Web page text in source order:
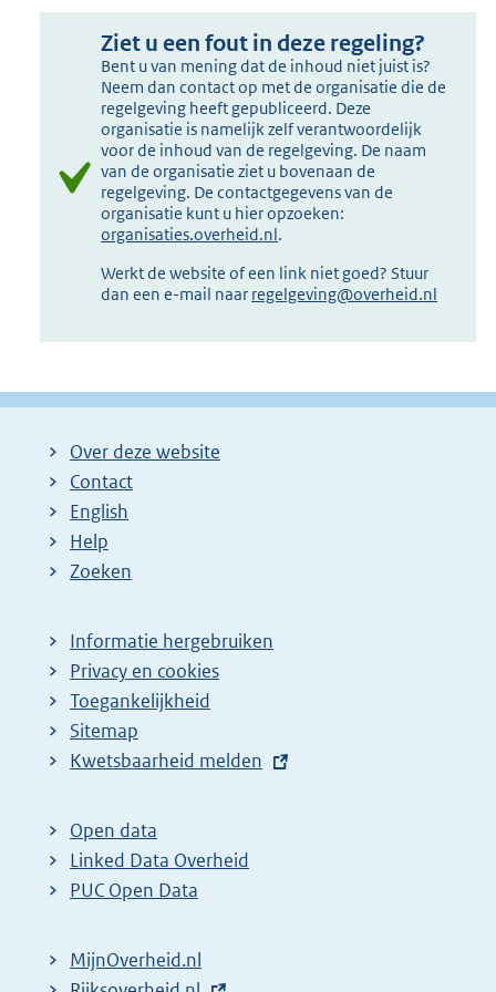
Ziet u een fout in deze regeling?
Bent u van mening dat de inhoud niet juist is?
Neem dan contact op met de organisatie die de
regelgeving heeft gepubliceerd. Deze
organisatie is namelijk zelf verantwoordelijk
voor de inhoud van de regelgeving. De naam
van de organisatie ziet u bovenaan de
regelgeving. De contactgegevens van de
organisatie kunt u hier opzoeken:
organisaties.overheid.nl.
Werkt de website of een link niet goed? Stuur
dan een e-mail naar regelgeving@overheid.nl
Over deze website
Contact
English
Help
Zoeken
Informatie hergebruiken
Privacy en cookies
Toegankelijkheid
Sitemap
E
t
e
r
l
Kwetsbaarheid melden
Open data
Linked Data Overheid
PUC Open Data
MijnOverheid.nl